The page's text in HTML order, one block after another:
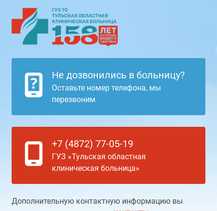
Не дозвонились в больницу?
Оставьте номер телефона, мы
перезвоним
+7 (4872) 77-05-19
ГУЗ «Тульская областная
клиническая больница»
Дополнительную контактную информацию вы